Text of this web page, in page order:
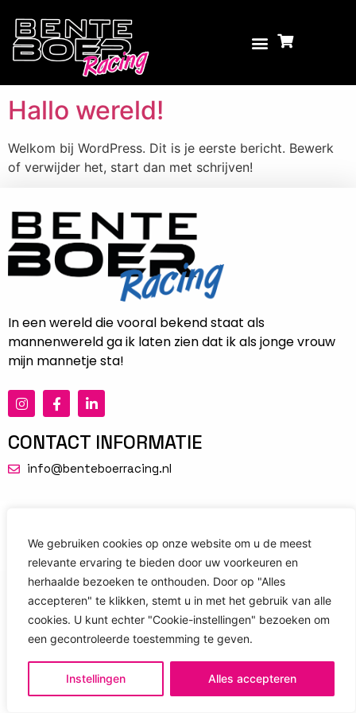
We gebruiken cookies op onze website om u de meest
relevante ervaring te bieden door uw voorkeuren en
herhaalde bezoeken te onthouden. Door op "Alles
accepteren" te klikken, stemt u in met het gebruik van alle
cookies. U kunt echter "Cookie-instellingen" bezoeken om
een ​​gecontroleerde toestemming te geven.
Instellingen Alles accepteren
Categorie:
gecategoriseerd
Hallo wereld!
Welkom bij WordPress. Dit is je eerste bericht. Bewerk
of verwijder het, start dan met schrijven!
In een wereld die vooral bekend staat als
mannenwereld ga ik laten zien dat ik als jonge vrouw
mijn mannetje sta!
CONTACT INFORMATIE
info@benteboerracing.nl
WEBSITE ONTWIKKELD DOORCONVIDENT